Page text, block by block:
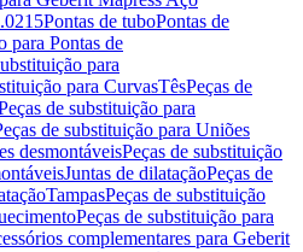
Pontas de tuboPontas de
para Pontas de
para
para CurvasTêsPeças de
de substituição para
de substituição para Uniões
desmontáveisPeças de substituição
Juntas de dilataçãoPeças de
TampasPeças de substituição
Peças de substituição para
complementares para Geberit